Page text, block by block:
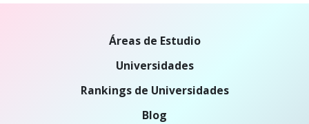
Áreas de Estudio
Universidades
Rankings de Universidades
Blog